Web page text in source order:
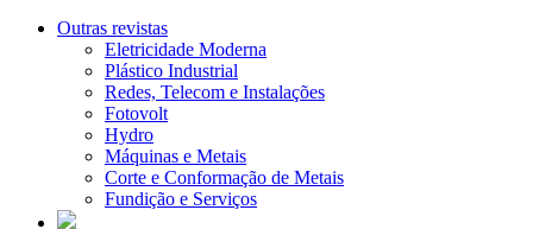
Outras revistas
Eletricidade Moderna
Plástico Industrial
Redes, Telecom e Instalações
Fotovolt
Hydro
Máquinas e Metais
Corte e Conformação de Metais
Fundição e Serviços